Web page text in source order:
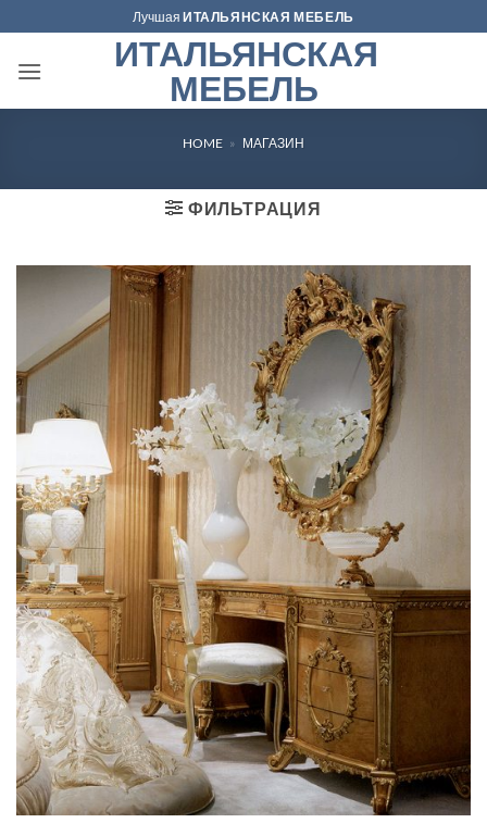
to
content
ЛучшаяИТАЛЬЯНСКАЯ МЕБЕЛЬ
ИТАЛЬЯНСКАЯ
МЕБЕЛЬ
HOME » МАГАЗИН
ФИЛЬТРАЦИЯ